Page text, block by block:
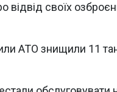
своїх
АТО знищили 11